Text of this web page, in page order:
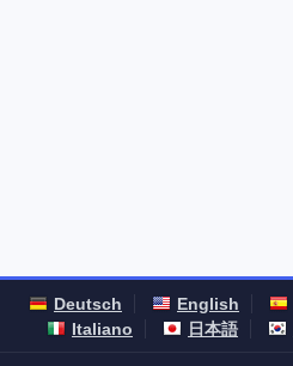
Deutsch English
Italiano
日本語